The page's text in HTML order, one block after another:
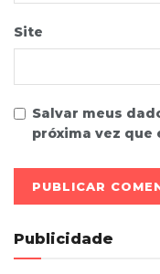
Site
Salvar meus
próxima vez que
Publicidade